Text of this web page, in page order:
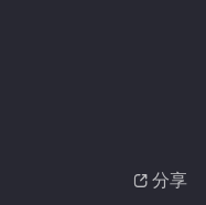
 分享